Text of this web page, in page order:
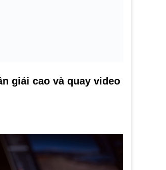
giải cao và quay video